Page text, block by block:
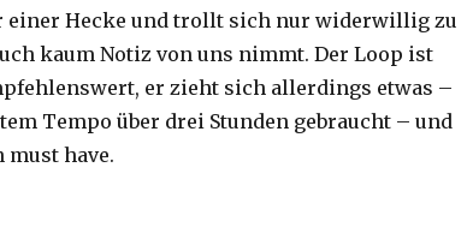
einer Hecke und trollt sich nur widerwillig zu
kaum Notiz von uns nimmt. Der Loop ist
er zieht sich allerdings etwas –
Tempo über drei Stunden gebraucht – und
must have.